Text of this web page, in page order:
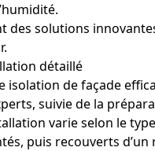
des solutions
détaillé
isolation de façade
suivie de la
varie selon le
puis recouverts